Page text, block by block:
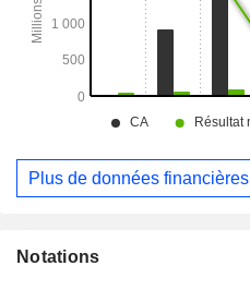
de l'environnement.
Plus de données financières
Notations